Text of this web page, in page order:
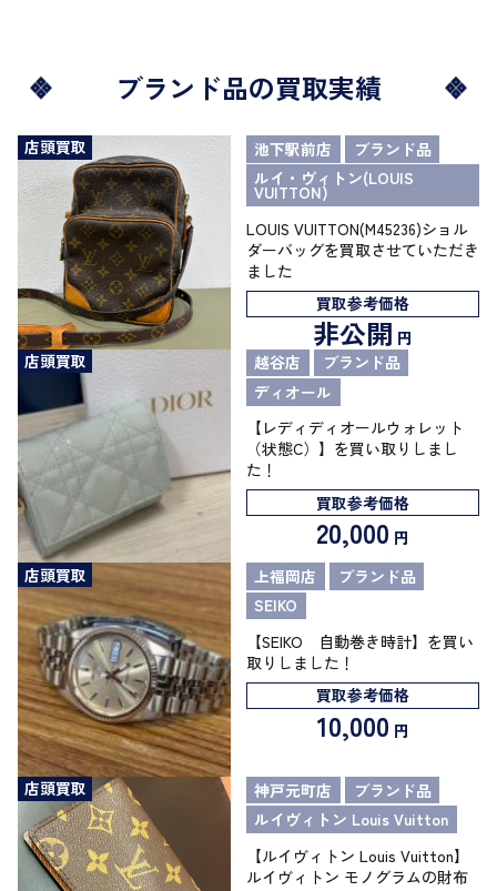
ブランド品の買取実績
店頭買取 池下駅前店
ブランド品
ルイ・ヴィトン(LOUIS
VUITTON)
LOUIS VUITTON(M45236)ショル
ダーバッグを買取させていただき
ました
買取参考価格
非公開 円
店頭買取
越谷店
ブランド品
ディオール
【レディディオールウォレット
（状態C）】を買い取りしまし
た！
買取参考価格
20,000 円
店頭買取
上福岡店
ブランド品
SEIKO
【SEIKO 自動巻き時計】を買い
取りしました！
買取参考価格
10,000 円
店頭買取 神戸元町店
ブランド品
ルイヴィトン Louis Vuitton
【ルイヴィトン Louis Vuitton】
ルイヴィトン モノグラムの財布